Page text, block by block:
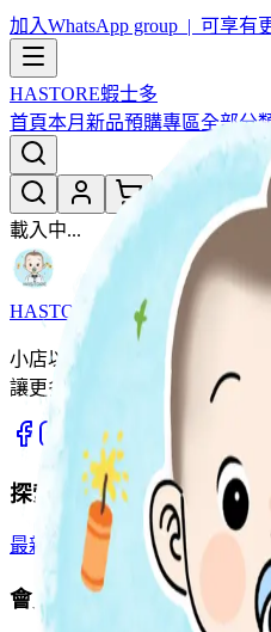
加入WhatsApp group | 可享有
HASTORE蝦士多
首頁本月新品預購專區全部分
載入中...
HASTORE 蝦士多
小店以團購形式為主，用優惠
讓更多家庭輕鬆入手優質好物。
探索商品
最新上架 預購專區 全部分類
會員服務